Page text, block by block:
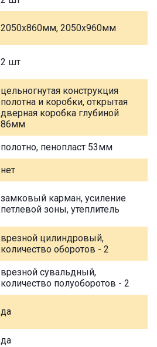
2050х860мм, 2050х960мм
2 шт
цельногнутая конструкция
полотна и коробки, открытая
дверная коробка глубиной
86мм
полотно, пенопласт 53мм
нет
замковый карман, усиление
петлевой зоны, утеплитель
врезной цилиндровый,
количество оборотов - 2
врезной сувальдный,
количество полуоборотов - 2
да
да